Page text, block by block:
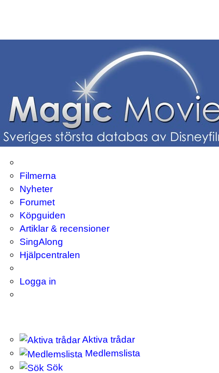
Filmerna
Nyheter
Forumet
Köpguiden
Artiklar & recensioner
SingAlong
Hjälpcentralen
Logga in
Aktiva trådar
Medlemslista
Sök